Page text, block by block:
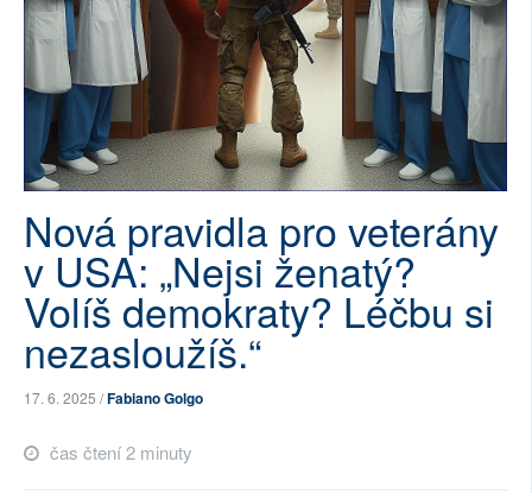
PŘÍSPĚVKY NA PROVOZ
SOCIÁLNÍ SÍTĚ
RUBRIKY
PLNÁ VERZE STRÁNEK
Nová pravidla pro veterány
v USA: „Nejsi ženatý?
Volíš demokraty? Léčbu si
nezasloužíš.“
17. 6. 2025 /Fabiano Golgo
čas čtení 2 minuty